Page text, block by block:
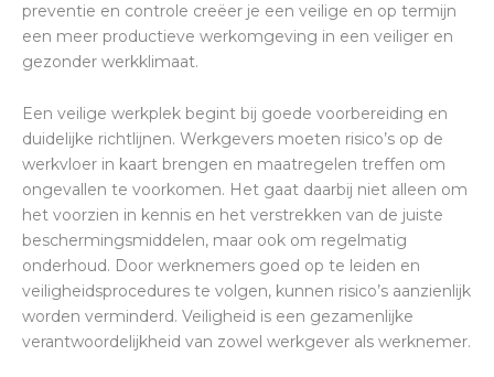
preventie en controle creëer je een veilige en op termijn
een meer productieve werkomgeving in een veiliger en
gezonder werkklimaat.
Een veilige werkplek begint bij goede voorbereiding en
duidelijke richtlijnen. Werkgevers moeten risico’s op de
werkvloer in kaart brengen en maatregelen treffen om
ongevallen te voorkomen. Het gaat daarbij niet alleen om
het voorzien in kennis en het verstrekken van de juiste
beschermingsmiddelen, maar ook om regelmatig
onderhoud. Door werknemers goed op te leiden en
veiligheidsprocedures te volgen, kunnen risico’s aanzienlijk
worden verminderd. Veiligheid is een gezamenlijke
verantwoordelijkheid van zowel werkgever als werknemer.